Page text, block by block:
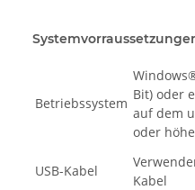
Betriebssystem
Bit) oder
auf dem
oder
USB-Kabel
Kabel